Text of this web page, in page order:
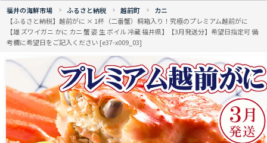
ッ福井の海鮮市場 ふるさと納税 越前町
カニ
【ふるさと納税】越前がに × 1杯（二番蟹）桐箱入り！究極のプレミアム越前がに
【雄 ズワイガニ かに カニ 蟹 姿 生 ボイル 冷蔵 福井県】【3月発送分】希望日指定可 備
考欄に希望日をご記入ください [e37-x009_03]